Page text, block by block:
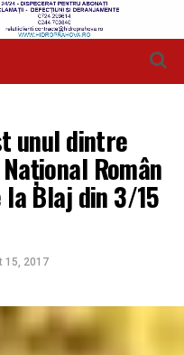
unul dintre
Român
la Blaj din 3/15
15, 2017